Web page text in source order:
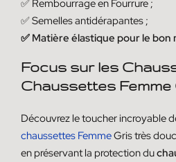
✅ Rembourrage en Fourrure ;
✅ Semelles antidérapantes ;
✅ Matière élastique pour le bon
Focus sur les
Chaussettes Femme
Découvrez le toucher incroyable
chaussettes FemmeGris très
en préservant la protection du